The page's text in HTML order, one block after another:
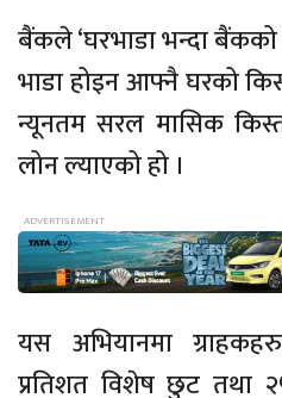
बैंकले ‘घरभाडा भन्दा
भाडा होइन आफ्नै घरको
न्यूनतम सरल मासिक
लोन ल्याएको हो ।
यस अभियानमा
प्रतिशत विशेष छुट तथा